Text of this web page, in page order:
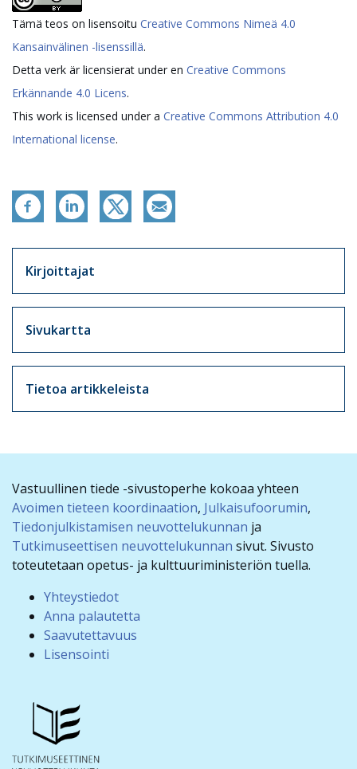
Tämä teos on lisensoitu Creative Commons Nimeä 4.0
Kansainvälinen -lisenssillä.
Detta verk är licensierat under en Creative Commons
Erkännande 4.0 Licens.
This work is licensed under a Creative Commons Attribution 4.0
International license.
Kirjoittajat
Sivukartta
Tietoa artikkeleista
Vastuullinen tiede -sivustoperhe kokoaa yhteen
Avoimen tieteen koordinaation, Julkaisufoorumin,
Tiedonjulkistamisen neuvottelukunnan ja
Tutkimuseettisen neuvottelukunnan sivut. Sivusto
toteutetaan opetus- ja kulttuuriministeriön tuella.
Yhteystiedot
Anna palautetta
Saavutettavuus
Lisensointi